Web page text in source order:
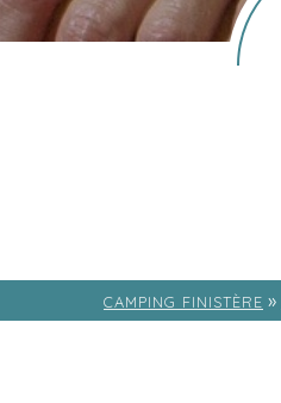
CAMPING FINISTÈRE »